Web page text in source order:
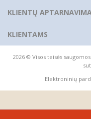
KLIENTŲ
KLIENTAMS
2026 © Visos teisės
Elektroninių